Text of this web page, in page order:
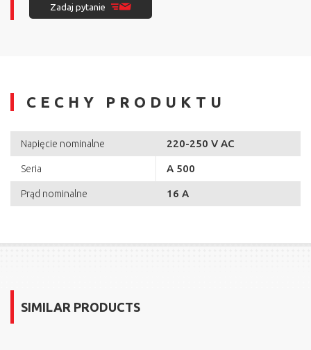
Zadaj pytanie
CECHY PRODUKTU
Napięcie nominalne 220-250 V AC
Seria A 500
Prąd nominalne 16 A
SIMILAR PRODUCTS